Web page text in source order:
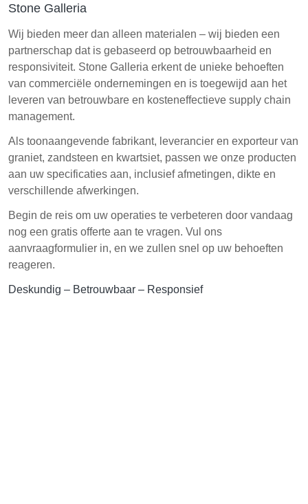
Stone Galleria
Wij bieden meer dan alleen materialen – wij bieden een
partnerschap dat is gebaseerd op betrouwbaarheid en
responsiviteit. Stone Galleria erkent de unieke behoeften
van commerciële ondernemingen en is toegewijd aan het
leveren van betrouwbare en kosteneffectieve supply chain
management.
Als toonaangevende fabrikant, leverancier en exporteur van
graniet, zandsteen en kwartsiet, passen we onze producten
aan uw specificaties aan, inclusief afmetingen, dikte en
verschillende afwerkingen.
Begin de reis om uw operaties te verbeteren door vandaag
nog een gratis offerte aan te vragen. Vul ons
aanvraagformulier in, en we zullen snel op uw behoeften
reageren.
Deskundig – Betrouwbaar – Responsief